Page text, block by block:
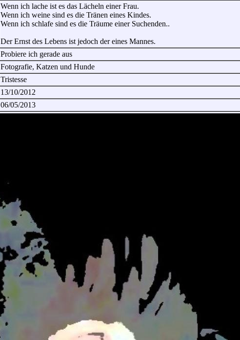
Wenn ich lache ist es das Lächeln einer Frau.
Wenn ich weine sind es die Tränen eines Kindes.
Wenn ich schlafe sind es die Träume einer Suchenden..
Der Ernst des Lebens ist jedoch der eines Mannes.
Probiere ich gerade aus
Fotografie, Katzen und Hunde
Tristesse
13/10/2012
06/05/2013